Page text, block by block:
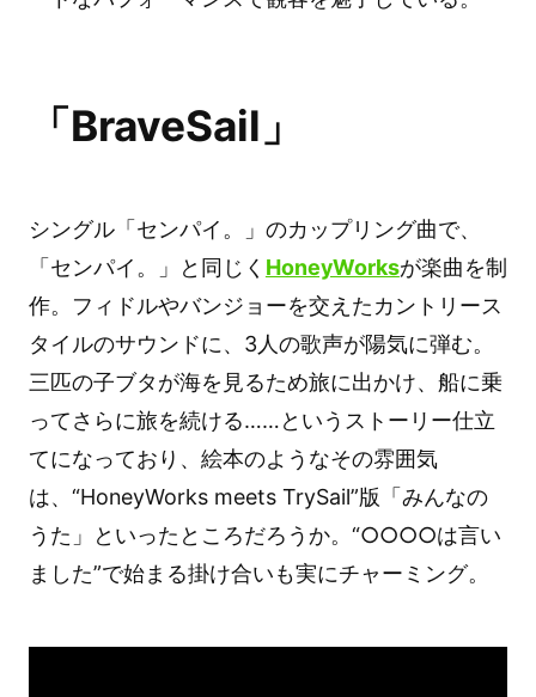
「BraveSail」
シングル「センパイ。」のカップリング曲で、
「センパイ。」と同じく HoneyWorksが楽曲を制
作。フィドルやバンジョーを交えたカントリース
タイルのサウンドに、3人の歌声が陽気に弾む。
三匹の子ブタが海を見るため旅に出かけ、船に乗
ってさらに旅を続ける……というストーリー仕立
てになっており、絵本のようなその雰囲気
は、“HoneyWorks meets TrySail”版「みんなの
うた」といったところだろうか。“○○○○は言い
ました”で始まる掛け合いも実にチャーミング。